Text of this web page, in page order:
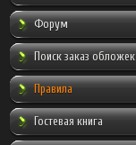
Форум
Поиск заказ обложек
Правила
Гостевая книга